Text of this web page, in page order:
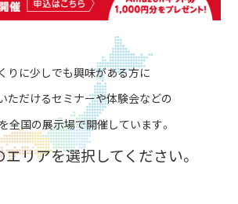
りに少しでも興味がある方に
ただけるセミナーや体験会などの
全国の展示場で開催しています。
リアを選択してください。